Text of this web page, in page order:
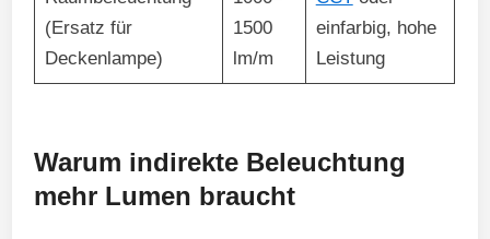
(Ersatz für
Deckenlampe)
1500
lm/m
einfarbig, hohe
Leistung
Warum indirekte Beleuchtung
mehr Lumen braucht